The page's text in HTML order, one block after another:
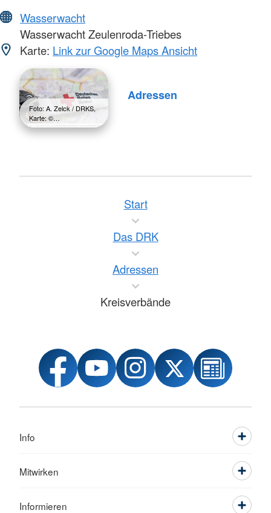
Wasserwacht
Wasserwacht Zeulenroda-Triebes
Karte: Link zur Google Maps Ansicht
Foto: A. Zelck / DRKS,
Karte: ©…
Adressen
Start
Das DRK
Adressen
Kreisverbände
Info
Mitwirken
Informieren